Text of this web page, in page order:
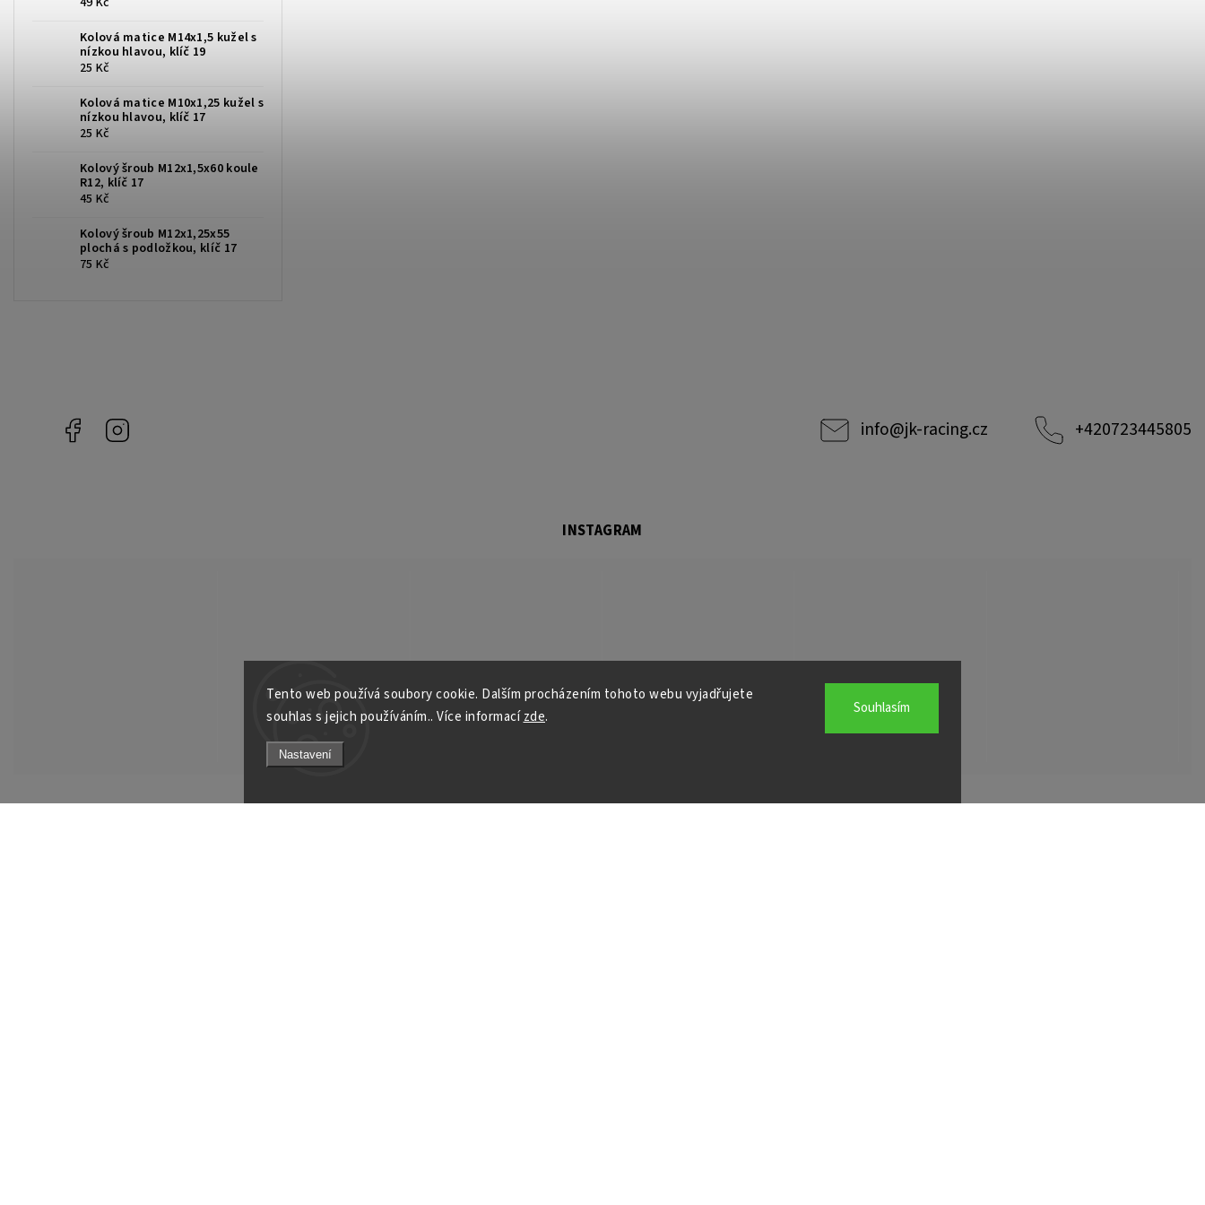
Tento web používá soubory cookie. Dalším procházením tohoto webu vyjadřujete
souhlas s jejich používáním.. Více informacízde.
Nastavení
Souhlasím
Kolová matice M14x1,5 kužel s
nízkou hlavou, klíč 19
25 Kč
Kolová matice M10x1,25 kužel s
nízkou hlavou, klíč 17
25 Kč
Kolový šroub M12x1,5x60 koule
R12, klíč 17
45 Kč
Kolový šroub M12x1,25x55
plochá s podložkou, klíč 17
75 Kč
Facebook info@jk-racing.cz +420723445805
INSTAGRAM